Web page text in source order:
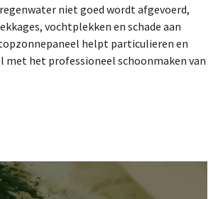
niet goed wordt afgevoerd,
vochtplekken en schade aan
helpt particulieren en
met het professioneel schoonmaken van